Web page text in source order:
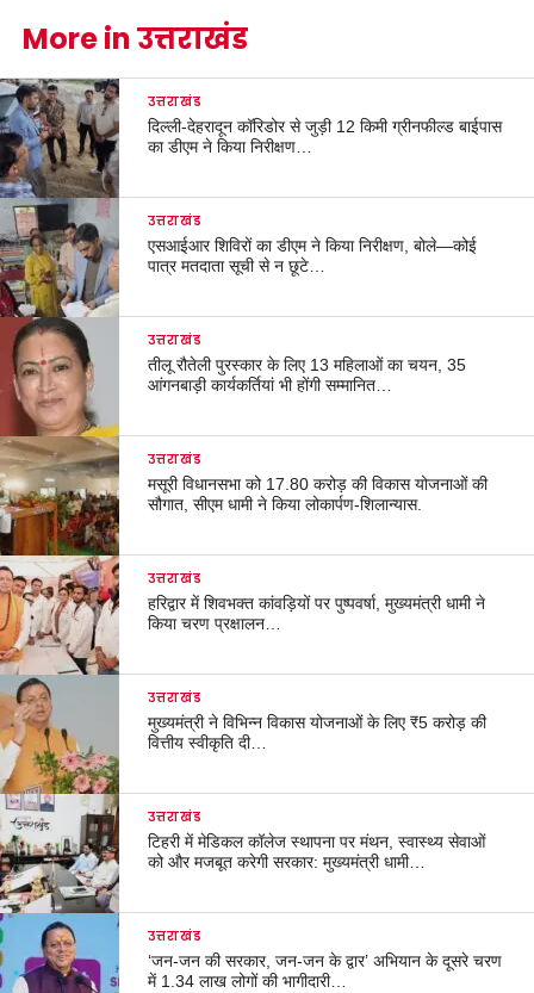
More in उत्तराखंड
उत्तराखंड
दिल्ली-देहरादून कॉरिडोर से जुड़ी 12 किमी ग्रीनफील्ड बाईपास
का डीएम ने किया निरीक्षण…
उत्तराखंड
एसआईआर शिविरों का डीएम ने किया निरीक्षण, बोले—कोई
पात्र मतदाता सूची से न छूटे…
उत्तराखंड
तीलू रौतेली पुरस्कार के लिए 13 महिलाओं का चयन, 35
आंगनबाड़ी कार्यकर्तियां भी होंगी सम्मानित…
उत्तराखंड
मसूरी विधानसभा को 17.80 करोड़ की विकास योजनाओं की
सौगात, सीएम धामी ने किया लोकार्पण-शिलान्यास.
उत्तराखंड
हरिद्वार में शिवभक्त कांवड़ियों पर पुष्पवर्षा, मुख्यमंत्री धामी ने
किया चरण प्रक्षालन…
उत्तराखंड
मुख्यमंत्री ने विभिन्न विकास योजनाओं के लिए ₹5 करोड़ की
वित्तीय स्वीकृति दी…
उत्तराखंड
टिहरी में मेडिकल कॉलेज स्थापना पर मंथन, स्वास्थ्य सेवाओं
को और मजबूत करेगी सरकार: मुख्यमंत्री धामी…
उत्तराखंड
‘जन-जन की सरकार, जन-जन के द्वार’ अभियान के दूसरे चरण
में 1.34 लाख लोगों की भागीदारी…